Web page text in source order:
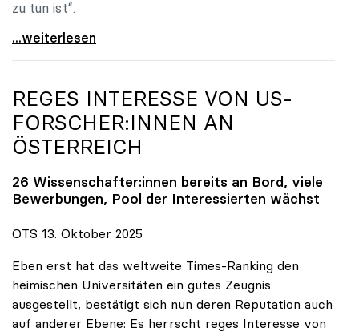
zu tun ist“.
Universitäten: Hochschulstrategie 2040 muss eine
...weiterlesen
REGES INTERESSE VON US-
FORSCHER:INNEN AN
ÖSTERREICH
26 Wissenschafter:innen bereits an Bord, viele
Bewerbungen, Pool der Interessierten wächst
OTS 13. Oktober 2025
Eben erst hat das weltweite Times-Ranking den
heimischen Universitäten ein gutes Zeugnis
ausgestellt, bestätigt sich nun deren Reputation auch
auf anderer Ebene: Es herrscht reges Interesse von